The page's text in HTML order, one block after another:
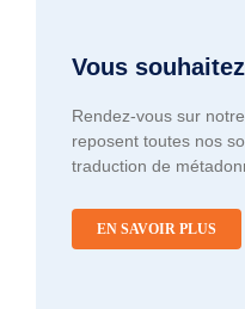
Vous
Rendez-vous sur
reposent toutes nos
traduction de
EN SAVOIR PLUS